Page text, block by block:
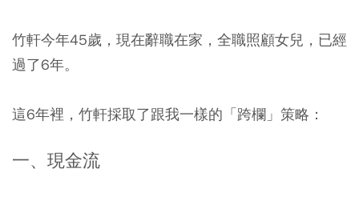
竹軒今年45歲，現在辭職在家，全職照顧女兒，已經
過了6年。
這6年裡，竹軒採取了跟我一樣的「跨欄」策略：
一、現金流